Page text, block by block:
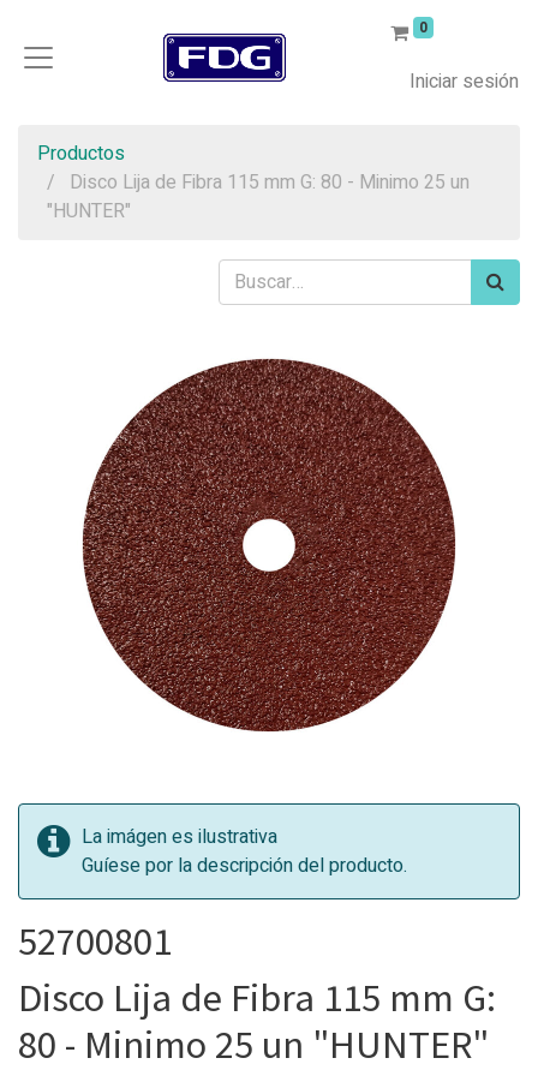
0
Iniciar sesión
Productos
Disco Lija de Fibra 115 mm G: 80 - Minimo 25 un
"HUNTER"
La imágen es ilustrativa
Guíese por la descripción del producto.
52700801
Disco Lija de Fibra 115 mm G:
80 - Minimo 25 un "HUNTER"